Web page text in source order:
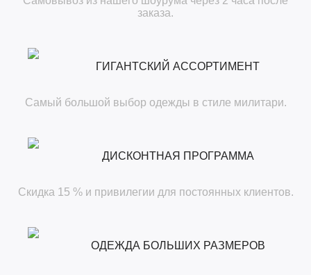
заказа.
ГИГАНТСКИЙ АССОРТИМЕНТ
Самый большой выбор одежды в стиле милитари.
ДИСКОНТНАЯ ПРОГРАММА
Скидка 15 % и привилегии для постоянных клиентов.
ОДЕЖДА БОЛЬШИХ РАЗМЕРОВ